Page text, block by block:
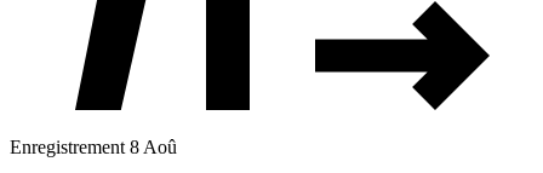
Enregistrement 8 Aoû